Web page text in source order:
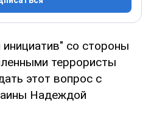
инициатив" со стороны
террористы
этот вопрос с
Надеждой